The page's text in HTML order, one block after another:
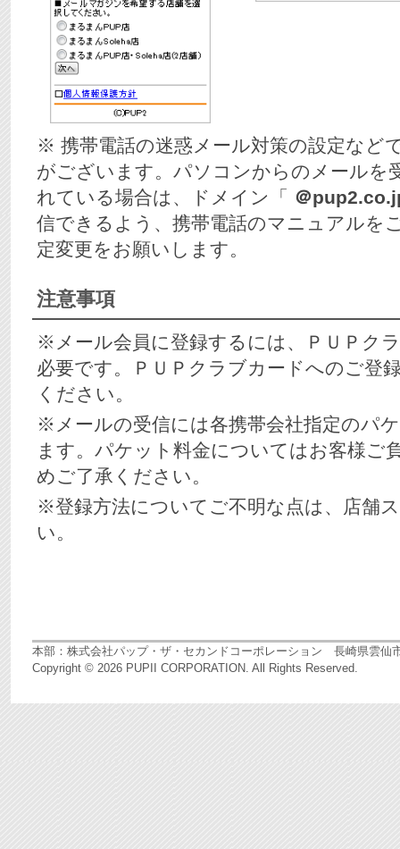
※ 携帯電話の迷惑メール対策の設定など
がございます。パソコンからのメールを
れている場合は、ドメイン「 ＠
信できるよう、携帯電話のマニュアルを
定変更をお願いします。
注意事項
※メール会員に登録するには、ＰＵＰク
必要です。ＰＵＰクラブカードへのご登
ください。
※メールの受信には各携帯会社指定のパ
ます。パケット料金についてはお客様ご
めご了承ください。
※登録方法についてご不明な点は、店舗
い。
本部： 株式会社パップ・ザ・セカンドコーポレーション 長崎県雲仙
Copyright © 2026 PUPII CORPORATION. All Rights Reserved.